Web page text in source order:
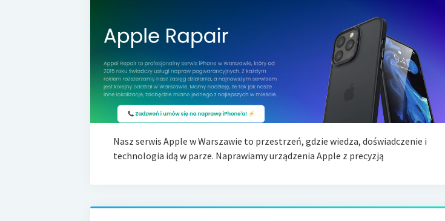
Nasz serwis Apple w Warszawie to przestrzeń, gdzie wiedza, doświadczenie i
technologia idą w parze. Naprawiamy urządzenia Apple z precyzją